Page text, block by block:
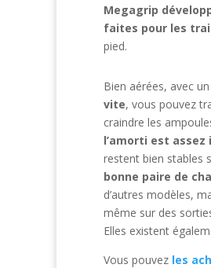
Megagrip
faites pour les
pied.
Bien aérées, avec
vite, vous pouvez
craindre les
l’amorti est
restent bien stables
bonne paire de
d’autres modèles,
même sur des
Elles existent
Vous pouvez les